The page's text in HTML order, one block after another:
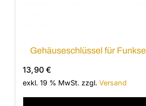
Gehäuseschlüssel für
13,90€
exkl. 19 % MwSt. zzgl. Versand